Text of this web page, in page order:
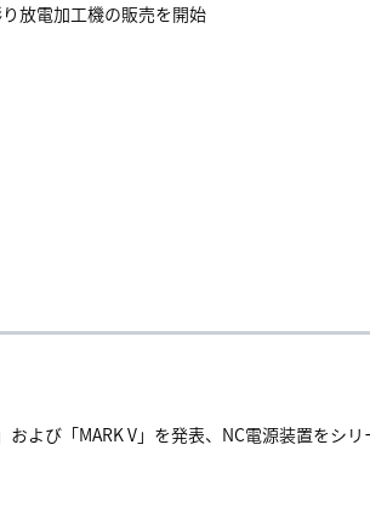
放電加工機の販売を開始
および「MARK V」を発表、NC電源装置をシリ